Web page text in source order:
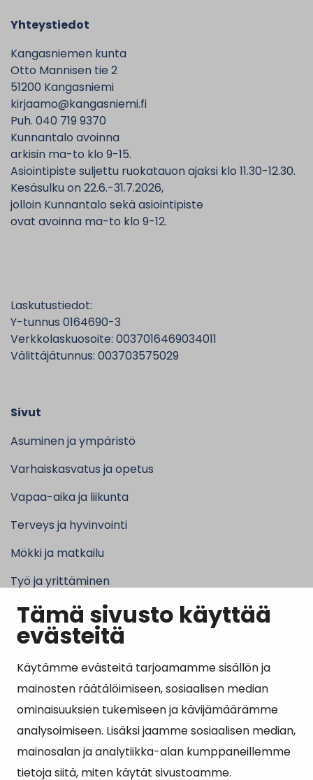
Tämä sivusto käyttää
evästeitä
Käytämme evästeitä tarjoamamme sisällön ja
mainosten räätälöimiseen, sosiaalisen median
ominaisuuksien tukemiseen ja kävijämäärämme
analysoimiseen. Lisäksi jaamme sosiaalisen median,
mainosalan ja analytiikka-alan kumppaneillemme
tietoja siitä, miten käytät sivustoamme.
Yhteystiedot
Kangasniemen kunta
Otto Mannisen tie 2
51200 Kangasniemi
kirjaamo@kangasniemi.fi
Puh. 040 719 9370
Kunnantalo avoinna
arkisin ma-to klo 9-15.
Asiointipiste suljettu ruokatauon ajaksi klo 11.30-12.30.
Kesäsulku on 22.6.-31.7.2026,
jolloin Kunnantalo sekä asiointipiste
ovat avoinna ma-to klo 9-12.
Laskutustiedot:
Y-tunnus 0164690-3
Verkkolaskuosoite: 0037016469034011
Välittäjätunnus: 003703575029
Sivut
Asuminen ja ympäristö
Varhaiskasvatus ja opetus
Vapaa-aika ja liikunta
Terveys ja hyvinvointi
Mökki ja matkailu
Työ ja yrittäminen
Kunta ja hallinto
Suosituimmat sivut
Esityslistat, pöytäkirjat, viranhaltijapäätökset ja
kuulutukset
Tietoa ja ohjeistusta koronavirukseen liittyen